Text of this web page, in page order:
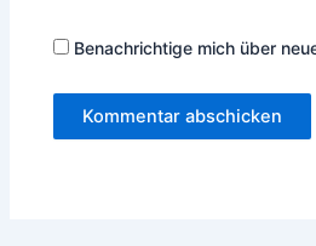
Benachrichtige mich über